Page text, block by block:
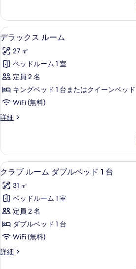
す
べ
て
の
写
真
を
表
示
ム
ル
ー
の
詳
デ
ラ
ッ
ク
ス
ル
ー
ム
す
べ
て
の
写
真
を
表
示
低刺激
21
デラックス ルーム
27 ㎡
ベッドルーム 1 室
定員 2 名
キングベッド 1 台またはクイーンベッド
WiFi (無料)
詳細
デ
ス
ル
ー
の
詳
ク
ラ
ブ
ル
ー
ム
ダ
ブ
低刺激
16
クラブ ルーム ダブルベッド 1 台
31 ㎡
ベッドルーム 1 室
定員 2 名
ダブルベッド 1 台
WiFi (無料)
詳細
ク